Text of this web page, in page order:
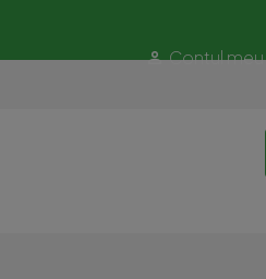
Contul meu